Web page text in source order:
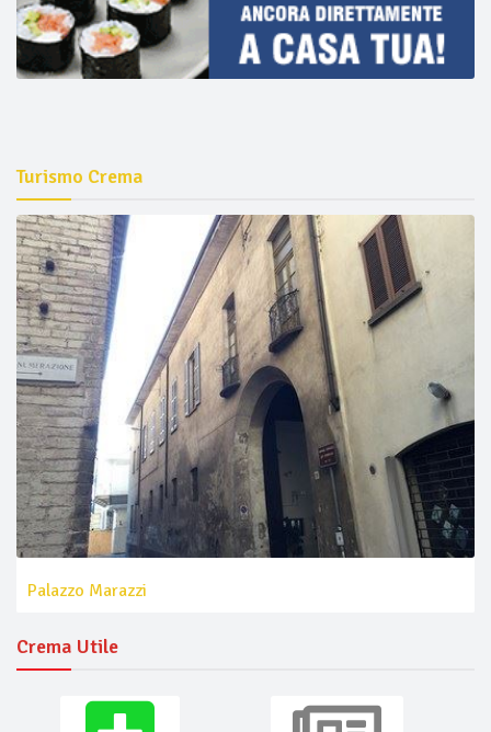
Turismo Crema
Palazzo Marazzi
Crema Utile